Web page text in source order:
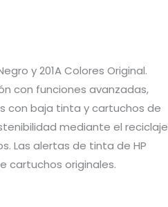
y 201A Colores Original.
con funciones avanzadas,
con baja tinta y cartuchos de
mediante el reciclaje
Las alertas de tinta de HP
cartuchos originales.